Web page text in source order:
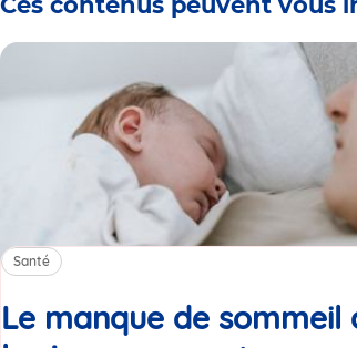
Santé
Le manque de sommeil